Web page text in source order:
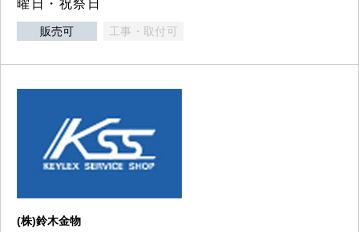
曜日・祝祭日
販売可 工事・取付可
(株)鈴木金物